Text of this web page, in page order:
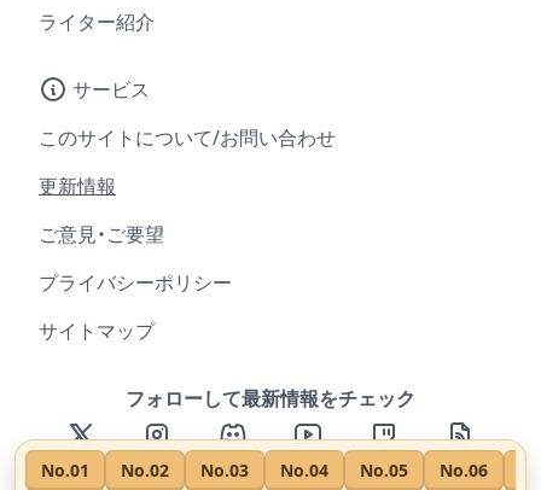
No.01 No.02 No.03 No.04 No.05 No.06
ライター紹介
サービス
このサイトについて/お問い合わせ
更新情報
ご意見・ご要望
プライバシーポリシー
サイトマップ
フォローして最新情報をチェック
© 2021 ロケットリーグ 日本コミュニティ